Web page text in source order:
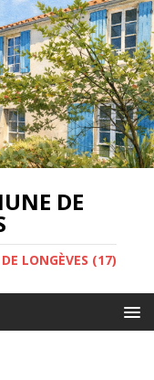
DE
LONGÈVES (17)